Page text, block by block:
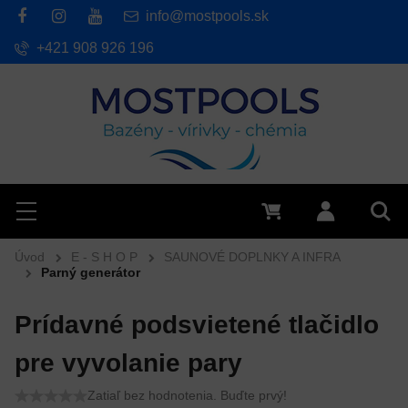
Hľadať
Menu Prihlásiť
info@mostpools.sk
+421 908 926 196
Úvod E - S H O P
SAUNOVÉ DOPLNKY A INFRA
Parný generátor
Prídavné podsvietené tlačidlo
pre vyvolanie pary
Zatiaľ bez hodnotenia. Buďte prvý!